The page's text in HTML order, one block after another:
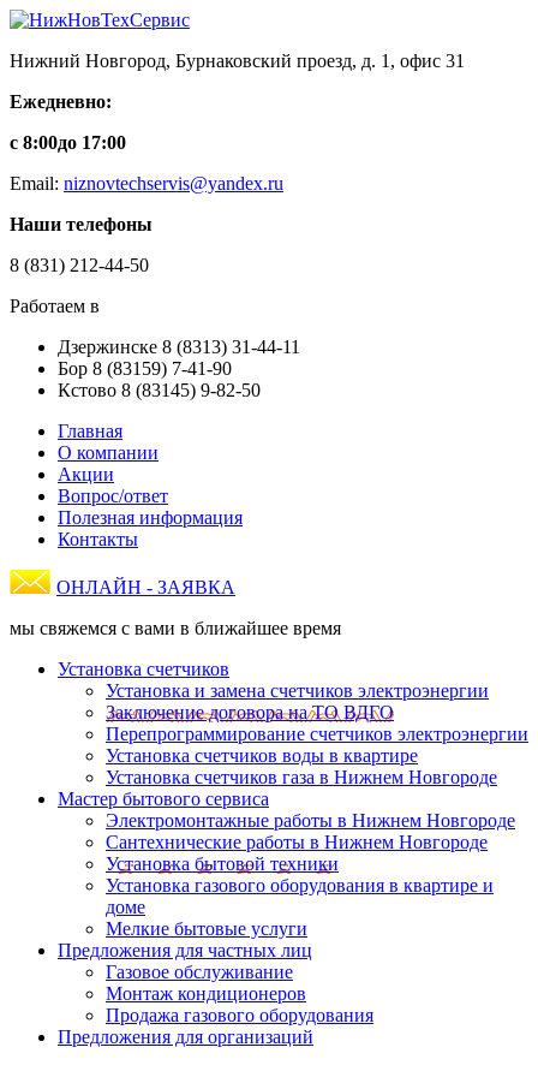
Нижний Новгород, Бурнаковский проезд, д. 1, офис 31
Ежедневно:
с 8:00до 17:00
Email: niznovtechservis@yandex.ru
Наши телефоны
8 (831) 212-44-50
Работаем в
Дзержинске 8 (8313) 31-44-11
Бор 8 (83159) 7-41-90
Кстово 8 (83145) 9-82-50
Главная
О компании
Акции
Вопрос/ответ
Полезная информация
Контакты
ОНЛАЙН - ЗАЯВКА
мы свяжемся с вами в ближайшее время
Установка счетчиков
Установка и замена счетчиков электроэнергии
Заключение договора на ТО ВДГО
Перепрограммирование счетчиков электроэнергии
Установка счетчиков воды в квартире
Установка счетчиков газа в Нижнем Новгороде
Мастер бытового сервиса
Электромонтажные работы в Нижнем Новгороде
Сантехнические работы в Нижнем Новгороде
Установка бытовой техники
Установка газового оборудования в квартире и
доме
Мелкие бытовые услуги
Предложения для частных лиц
Газовое обслуживание
Монтаж кондиционеров
Продажа газового оборудования
Предложения для организаций